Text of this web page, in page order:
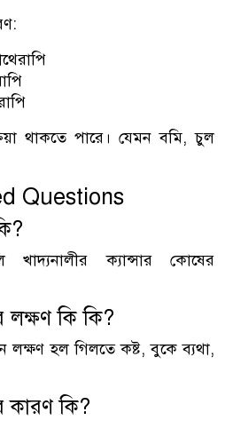
থাকতে পারে। যেমন বমি, চুল
Questions
খাদ্যনালীর ক্যান্সার কোষের
লক্ষণ কি কি?
লক্ষণ হল গিলতে কষ্ট, বুকে ব্যথা,
কারণ কি?